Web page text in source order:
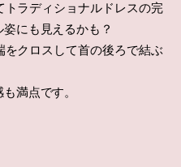
ラディショナルドレスの完
にも見えるかも？
クロスして首の後ろで結ぶ
満点です。